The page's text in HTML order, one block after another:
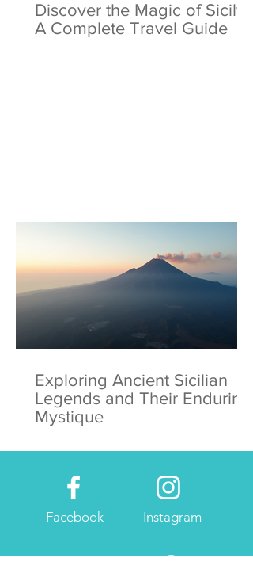
Discover the Magic of Sicily:
A Complete Travel Guide
Exploring Ancient Sicilian
Legends and Their Enduring
Mystique
Facebook Instagram